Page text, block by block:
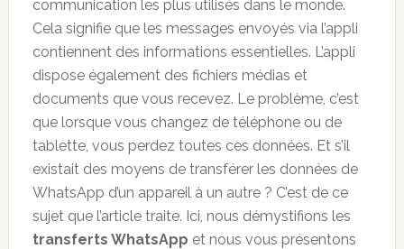
communication les plus utilisés dans le monde.
Cela signifie que les messages envoyés via l’appli
contiennent des informations essentielles. L’appli
dispose également des fichiers médias et
documents que vous recevez. Le problème, c’est
que lorsque vous changez de téléphone ou de
tablette, vous perdez toutes ces données. Et s’il
existait des moyens de transférer les données de
WhatsApp d’un appareil à un autre ? C’est de ce
sujet que l’article traite. Ici, nous démystifions les
transferts WhatsApp et nous vous présentons